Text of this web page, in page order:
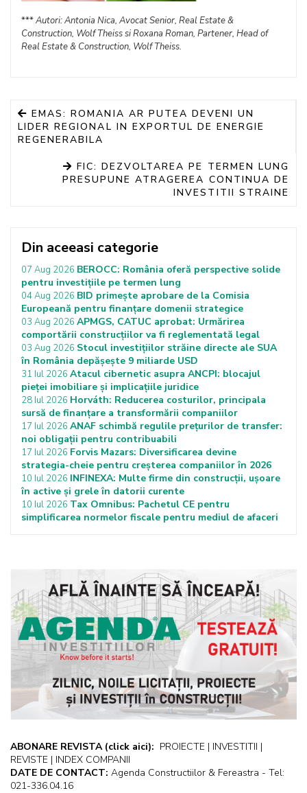
***Autori: Antonia Nica, Avocat Senior, Real Estate &
Construction, Wolf Theiss si Roxana Roman, Partener, Head of
Real Estate & Construction, Wolf Theiss.
EMAS: ROMANIA AR PUTEA DEVENI UN
LIDER REGIONAL IN EXPORTUL DE ENERGIE
REGENERABILA
FIC: DEZVOLTAREA PE TERMEN LUNG
PRESUPUNE ATRAGEREA CONTINUA DE
INVESTITII STRAINE
Din aceeasi categorie
07 Aug 2026 BEROCC: România oferă perspective solide
pentru investițiile pe termen lung
04 Aug 2026 BID primește aprobare de la Comisia
Europeană pentru finanțare domenii strategice
03 Aug 2026 APMGS, CATUC aprobat: Urmărirea
comportării construcțiilor va fi reglementată legal
03 Aug 2026 Stocul investițiilor străine directe ale SUA
în România depășește 9 miliarde USD
31 Iul 2026 Atacul cibernetic asupra ANCPI: blocajul
pieței imobiliare și implicațiile juridice
28 Iul 2026 Horváth: Reducerea costurilor, principala
sursă de finanțare a transformării companiilor
17 Iul 2026 ANAF schimbă regulile prețurilor de transfer:
noi obligații pentru contribuabili
17 Iul 2026 Forvis Mazars: Diversificarea devine
strategia-cheie pentru creșterea companiilor în 2026
10 Iul 2026 INFINEXA: Multe firme din construcții, ușoare
în active și grele în datorii curente
10 Iul 2026 Tax Omnibus: Pachetul CE pentru
simplificarea normelor fiscale pentru mediul de afaceri
ABONARE REVISTA (click aici): PROIECTE | INVESTITII |
REVISTE | INDEX COMPANII
DATE DE CONTACT: Agenda Constructiilor & Fereastra - Tel:
021-336.04.16